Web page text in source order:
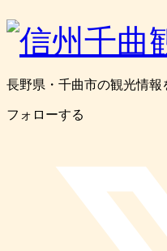
長野県・千曲市の観光情報
フォローする